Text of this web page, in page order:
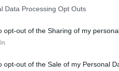
Data Processing Opt Outs
opt-out of the Sharing of my
opt-out of the Sale of my Personal
ΝΕΟΙ ΟΡΙΖΟΝΤΕΣ
χιλιάδες αγρότες
από το ψηφιακό